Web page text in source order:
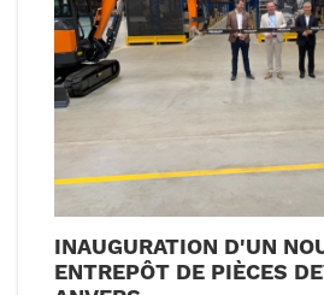
INAUGURATION D'UN
ENTREPÔT DE PIÈCES